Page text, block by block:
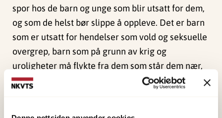
spor hos de barn og unge som blir utsatt for dem,
og som de helst bør slippe å oppleve. Det er barn
som er utsatt for hendelser som vold og seksuelle
overgrep, barn som på grunn av krig og
uroligheter må flykte fra dem som står dem nær,
og fra steder de har følt tilhørighet til. Og det er